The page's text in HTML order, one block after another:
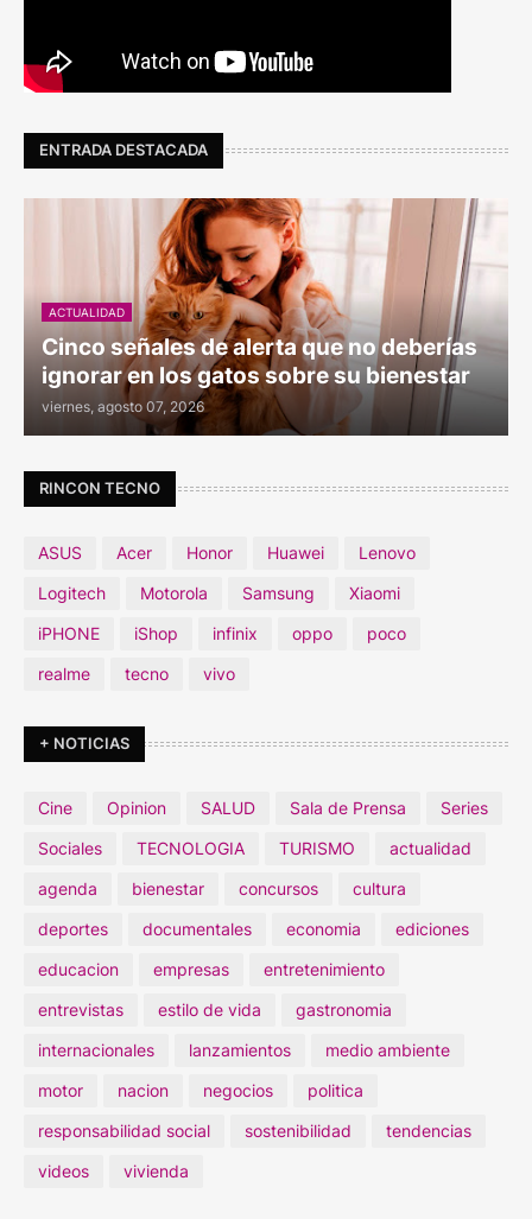
ENTRADA DESTACADA
ACTUALIDAD
Cinco señales de alerta que no deberías
ignorar en los gatos sobre su bienestar
viernes, agosto 07, 2026
RINCON TECNO
ASUS Acer Honor Huawei
Lenovo
Logitech
Motorola Samsung
Xiaomi
iPHONE
iShop infinix oppo
poco
realme
tecno vivo
+ NOTICIAS
Cine Opinion SALUD Sala de Prensa
Series
Sociales
TECNOLOGIA TURISMO
actualidad
agenda
bienestar concursos
cultura
deportes
documentales economia
ediciones
educacion
empresas
entretenimiento
entrevistas
estilo de vida
gastronomia
internacionales
lanzamientos
medio ambiente
motor
nacion negocios
politica
responsabilidad social
sostenibilidad
tendencias
videos
vivienda